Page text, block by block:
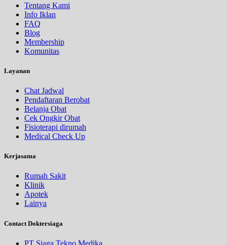
Tentang Kami
Info Iklan
FAQ
Blog
Membership
Komunitas
Layanan
Chat Jadwal
Pendaftaran Berobat
Belanja Obat
Cek Ongkir Obat
Fisioterapi dirumah
Medical Check Up
Kerjasama
Rumah Sakit
Klinik
Apotek
Lainya
Contact Doktersiaga
PT Siaga Tekno Medika